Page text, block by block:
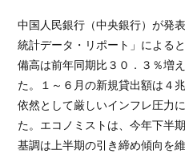
中国人民銀行（中央銀行）が発
統計データ・リポート」による
備高は前年同期比３０．３％増
た。１～６月の新規貸出額は４
依然として厳しいインフレ圧力
た。エコノミストは、今年下半
基調は上半期の引き締め傾向を